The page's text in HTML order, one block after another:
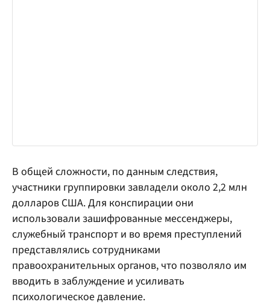
В общей сложности, по данным следствия,
участники группировки завладели около 2,2 млн
долларов США. Для конспирации они
использовали зашифрованные мессенджеры,
служебный транспорт и во время преступлений
представлялись сотрудниками
правоохранительных органов, что позволяло им
вводить в заблуждение и усиливать
психологическое давление.